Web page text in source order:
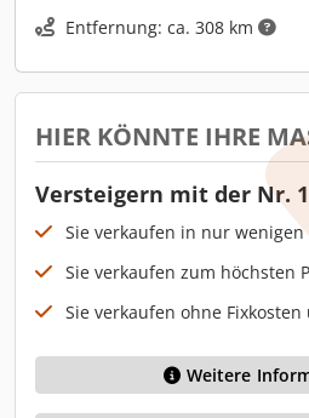
Entfernung: ca. 308 km
HIER KÖNNTE IHRE
Versteigern mit der Nr. 1
Sie verkaufen in nur wenigen
Sie verkaufen zum höchsten
Sie verkaufen ohne Fixkosten
Weitere